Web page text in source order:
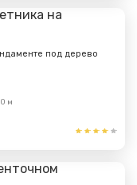
под дерево
м